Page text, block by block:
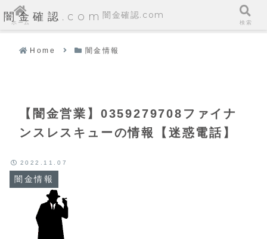
闇金確認.com
Home 闇金情報
【闇金営業】0359279708ファイナ
ンスレスキューの情報【迷惑電話】
闇金情報
2022.11.07
ホーム
闇金確認.com
検索